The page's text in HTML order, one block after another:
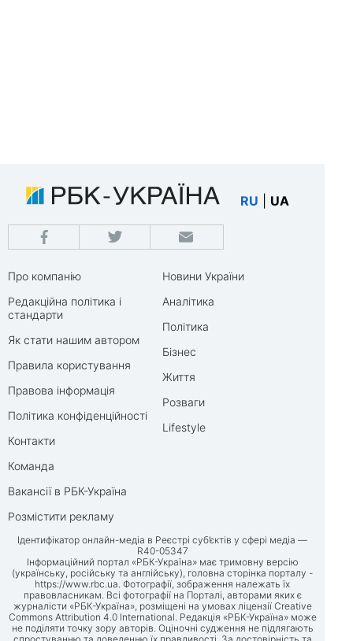
RU UA
Про компанію
Редакційна політика і
стандарти
Як стати нашим автором
Правила користування
Правова інформація
Політика конфіденційності
Контакти
Команда
Вакансії в РБК-Україна
Розмістити рекламу
Новини України
Аналітика
Політика
Бізнес
Життя
Розваги
Lifestyle
Ідентифікатор онлайн-медіа в Реєстрі суб’єктів у сфері медіа —
R40-05347
Інформаційний портал «РБК-Україна» має тримовну версію
(українську, російську та англійську), головна сторінка порталу -
https://www.rbc.ua. Фотографії, зображення належать їх
правовласникам. Всі фотографії на Порталі, авторами яких є
журналісти «РБК-Україна», розміщені на умовах ліцензії Creative
Commons Attribution 4.0 International. Редакція «РБК-Україна» може
не поділяти точку зору авторів. Оціночні судження не підлягають